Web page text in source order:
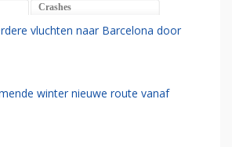
Crashes
vluchten naar Barcelona door
winter nieuwe route vanaf